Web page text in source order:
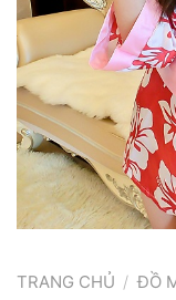
TRANG CHỦ / ĐỒ